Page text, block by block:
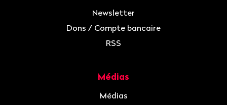
Newsletter
Dons / Compte bancaire
RSS
Médias
Médias